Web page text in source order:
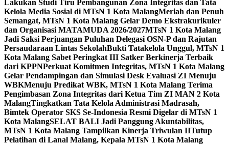
Lakukan Studi Tiru Pembangunan Zona Integritas dan Tata
Kelola Media Sosial di MTsN 1 Kota MalangMeriah dan Penuh
Semangat, MTsN 1 Kota Malang Gelar Demo Ekstrakurikuler
dan Organisasi MATAMUDA 2026/2027MTsN 1 Kota Malang
Jadi Saksi Perjuangan Puluhan Delegasi OSN-P dan Rajutan
Persaudaraan Lintas SekolahBukti Tatakelola Unggul, MTsN 1
Kota Malang Sabet Peringkat III Satker Berkinerja Terbaik
dari KPPNPerkuat Komitmen Integritas, MTsN 1 Kota Malang
Gelar Pendampingan dan Simulasi Desk Evaluasi ZI Menuju
WBKMenuju Predikat WBK, MTsN 1 Kota Malang Terima
Pengimbasan Zona Integritas dari Ketua Tim ZI MAN 2 Kota
MalangTingkatkan Tata Kelola Administrasi Madrasah,
Bimtek Operator SKS Se-Indonesia Resmi Digelar di MTsN 1
Kota MalangSELAT BALI Jadi Panggung Akuntabilitas,
MTsN 1 Kota Malang Tampilkan Kinerja Triwulan IITutup
Pelatihan di Lanal Malang, Kepala MTsN 1 Kota Malang